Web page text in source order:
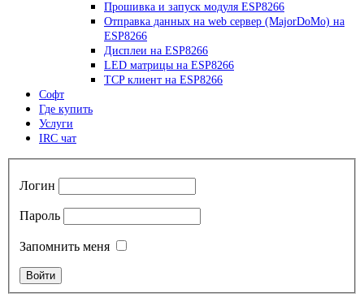
Прошивка и запуск модуля ESP8266
Отправка данных на web сервер (MajorDoMo) на
ESP8266
Дисплеи на ESP8266
LED матрицы на ESP8266
TCP клиент на ESP8266
Софт
Где купить
Услуги
IRC чат
Логин
Пароль
Запомнить меня